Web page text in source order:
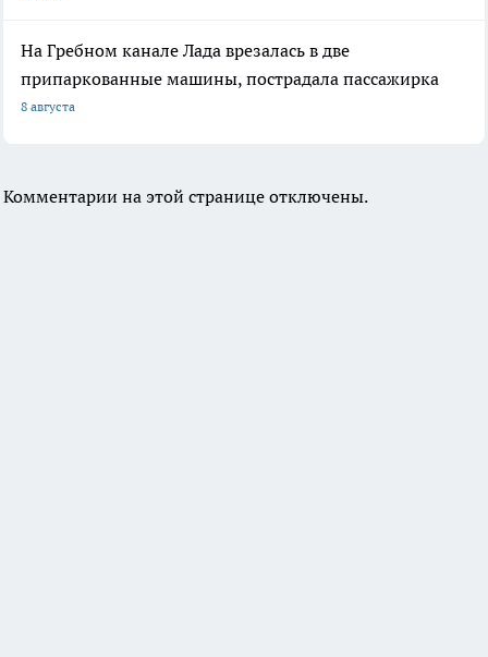
На Гребном канале Лада врезалась в две
припаркованные машины, пострадала пассажирка
8 августа
Комментарии на этой странице отключены.